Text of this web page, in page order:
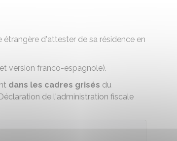
d'attester de sa résidence en
version franco-espagnole).
dans les cadres grisés du
de l'administration fiscale